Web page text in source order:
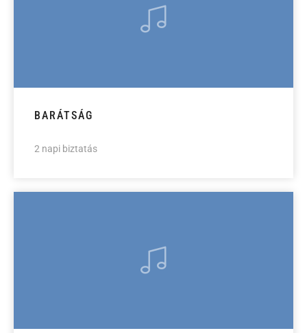
BARÁTSÁG
2 napi biztatás